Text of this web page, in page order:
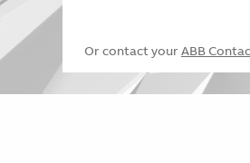
Or contact your ABB